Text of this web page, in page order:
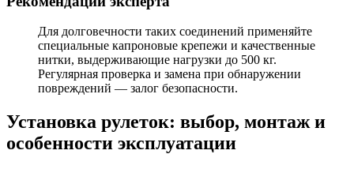
Для долговечности таких соединений применяйте
специальные капроновые крепежи и качественные
нитки, выдерживающие нагрузки до 500 кг.
Регулярная проверка и замена при обнаружении
повреждений — залог безопасности.
Установка рулеток: выбор, монтаж и
особенности эксплуатации